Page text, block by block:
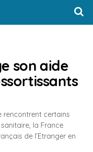
son aide
rencontrent certains
la France
de l’Etranger en